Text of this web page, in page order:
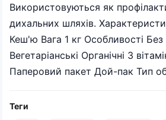
Використовуються як
дихальних шляхів.
Кеш'ю Вага 1 кг Особливості
Вегетаріанські Органічні З
Паперовий пакет Дой-пак Тип
Теги